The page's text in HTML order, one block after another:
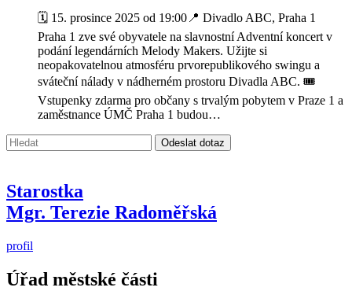
🗓 15. prosince 2025 od 19:00📍 Divadlo ABC, Praha 1
Praha 1 zve své obyvatele na slavnostní Adventní koncert v
podání legendárních Melody Makers. Užijte si
neopakovatelnou atmosféru prvorepublikového swingu a
sváteční nálady v nádherném prostoru Divadla ABC. 🎟
Vstupenky zdarma pro občany s trvalým pobytem v Praze 1 a
zaměstnance ÚMČ Praha 1 budou…
Vyhledávání:
Odeslat dotaz
Starostka
Mgr. Terezie Radoměřská
profil
Úřad městské části